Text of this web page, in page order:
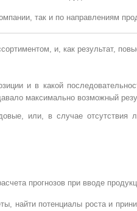
так и по направлениям
и, как результат,
и в какой
максимально возможный
или, в случае отсутствия
прогнозов при вводе
найти потенциалы роста и